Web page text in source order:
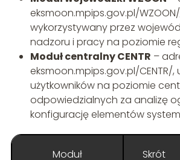
eksmoon.mpips.gov.pl/
wykorzystywany przez
nadzoru i pracy na poziomie
Moduł centralny CENTR –
eksmoon.mpips.gov.pl/CENTR/,
użytkowników na poziomie
odpowiedzialnych za analizę
konfigurację elementów
Moduł Skrót